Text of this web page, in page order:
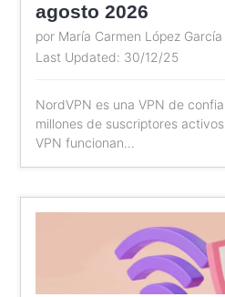
agosto 2026
NordVPN es una VPN de
millones de suscriptores
VPN funcionan…
por María Carmen López García
Last Updated: 30/12/25